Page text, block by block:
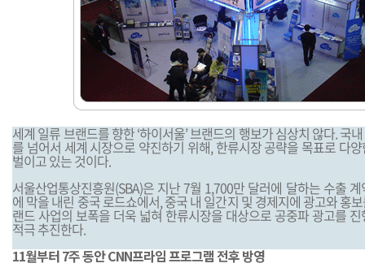
세계 일류 브랜드를 향한 ‘하이서울’ 브랜드의 행보가 심상치 않다. 국
를 넘어서 세계 시장으로 약진하기 위해, 한류시장 공략을 목표로 다
벌이고 있는 것이다.
서울산업통상진흥원(SBA)은 지난 7월 1,700만 달러에 달하는 수출
에 막을 내린 중국 로드쇼에서, 중국 내 일간지 및 경제지에 광고와 홍
랜드 사업의 보폭을 더욱 넓혀 한류시장을 대상으로 공중파 광고를
적극 추진한다.
11월부터 7주 동안 CNN프라임 프로그램 전후 방영